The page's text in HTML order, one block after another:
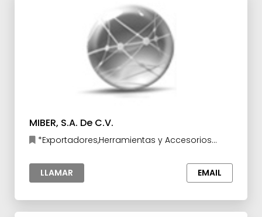
MIBER, S.A. De C.V.
*Exportadores,Herramientas y Accesorios
LLAMAR
EMAIL